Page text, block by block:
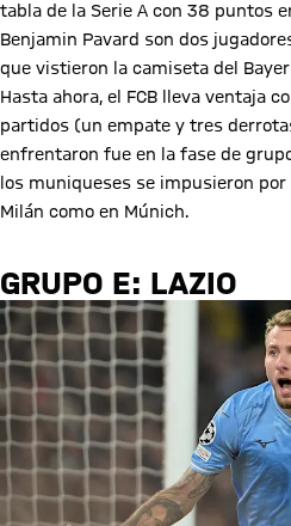
tabla de la Serie A con 38 puntos
Benjamin Pavard son dos
que vistieron la camiseta del
Hasta ahora, el FCB lleva ventaja
partidos (un empate y tres
enfrentaron fue en la fase de
los muniqueses se impusieron
Milán como en Múnich.
GRUPO E: LAZIO